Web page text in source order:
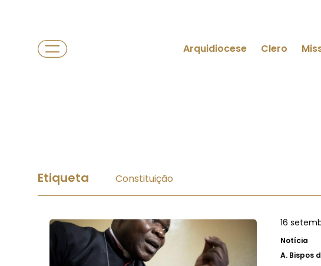
Arquidiocese Clero
Etiqueta Constituição
16
Notícia
A. Bispos